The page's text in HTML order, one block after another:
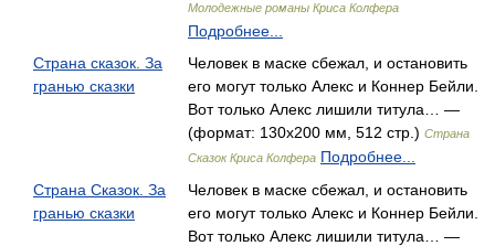
Молодежные романы Криса Колфера
Подробнее...
Страна сказок. За
гранью сказки
Человек в маске сбежал, и остановить
его могут только Алекс и Коннер Бейли.
Вот только Алекс лишили титула… —
(формат: 130х200 мм, 512 стр.) Страна
Сказок Криса Колфера Подробнее...
Страна Сказок. За
гранью сказки
Человек в маске сбежал, и остановить
его могут только Алекс и Коннер Бейли.
Вот только Алекс лишили титула… —